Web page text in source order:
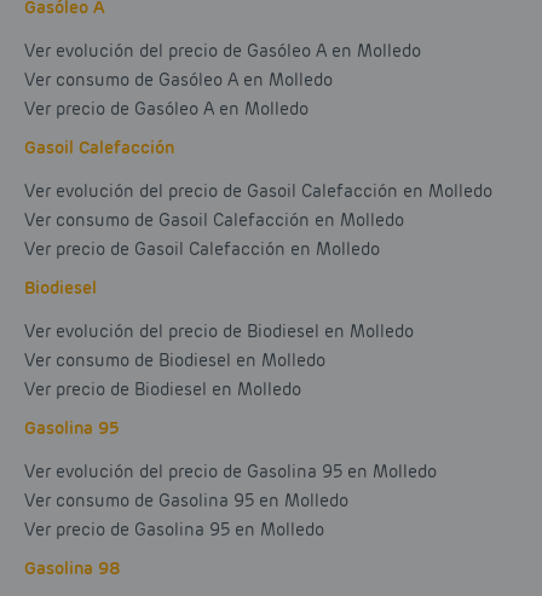
Gasóleo A
Ver evolución del precio de Gasóleo A en Molledo
Ver consumo de Gasóleo A en Molledo
Ver precio de Gasóleo A en Molledo
Gasoil Calefacción
Ver evolución del precio de Gasoil Calefacción en Molledo
Ver consumo de Gasoil Calefacción en Molledo
Ver precio de Gasoil Calefacción en Molledo
Biodiesel
Ver evolución del precio de Biodiesel en Molledo
Ver consumo de Biodiesel en Molledo
Ver precio de Biodiesel en Molledo
Gasolina 95
Ver evolución del precio de Gasolina 95 en Molledo
Ver consumo de Gasolina 95 en Molledo
Ver precio de Gasolina 95 en Molledo
Gasolina 98